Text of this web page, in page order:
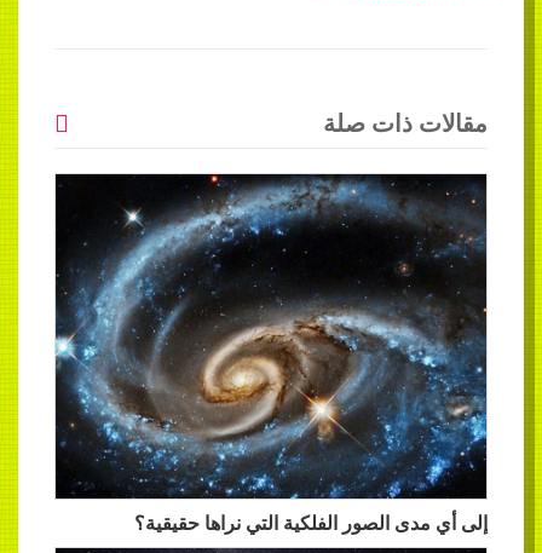
مقالات ذات صلة
إلى أي مدى الصور الفلكية التي نراها حقيقية؟